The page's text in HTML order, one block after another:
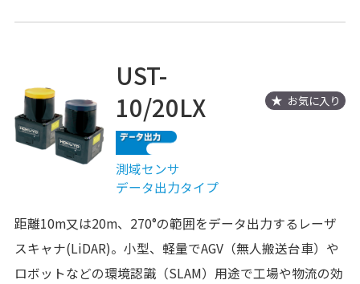
お気に入り
UST-
10/20LX
測域センサ
データ出力タイプ
距離10m又は20m、270°の範囲をデータ出力するレーザ
スキャナ(LiDAR)。小型、軽量でAGV（無人搬送台車）や
ロボットなどの環境認識（SLAM）用途で工場や物流の効